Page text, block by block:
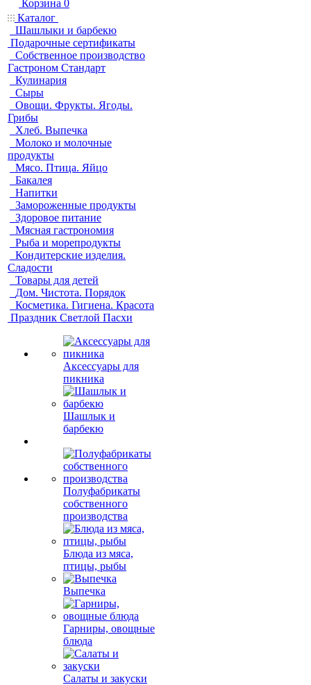
Корзина 0
Каталог
Шашлыки и барбекю
Подарочные сертификаты
Собственное производство
Гастроном Стандарт
Кулинария
Сыры
Овощи. Фрукты. Ягоды.
Грибы
Хлеб. Выпечка
Молоко и молочные
продукты
Мясо. Птица. Яйцо
Бакалея
Напитки
Замороженные продукты
Здоровое питание
Мясная гастрономия
Рыба и морепродукты
Кондитерские изделия.
Сладости
Товары для детей
Дом. Чистота. Порядок
Косметика. Гигиена. Красота
Праздник Светлой Пасхи
Аксессуары для
пикника
Шашлык и
барбекю
Полуфабрикаты
собственного
производства
Блюда из мяса,
птицы, рыбы
Выпечка
Гарниры, овощные
блюда
Салаты и закуски